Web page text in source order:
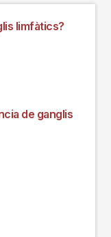
limfàtics?
de ganglis